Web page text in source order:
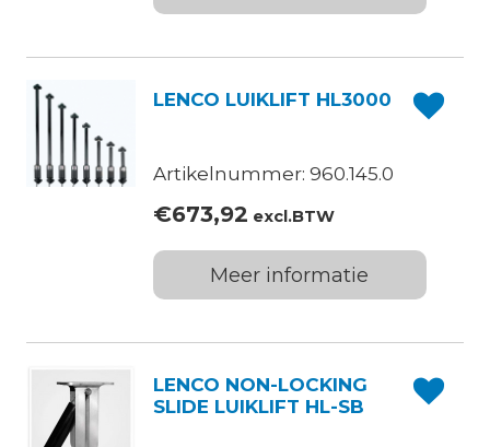
LENCO LUIKLIFT HL3000
Artikelnummer: 960.145.0
€673,92 excl.BTW
Meer informatie
LENCO NON-LOCKING
SLIDE LUIKLIFT HL-SB